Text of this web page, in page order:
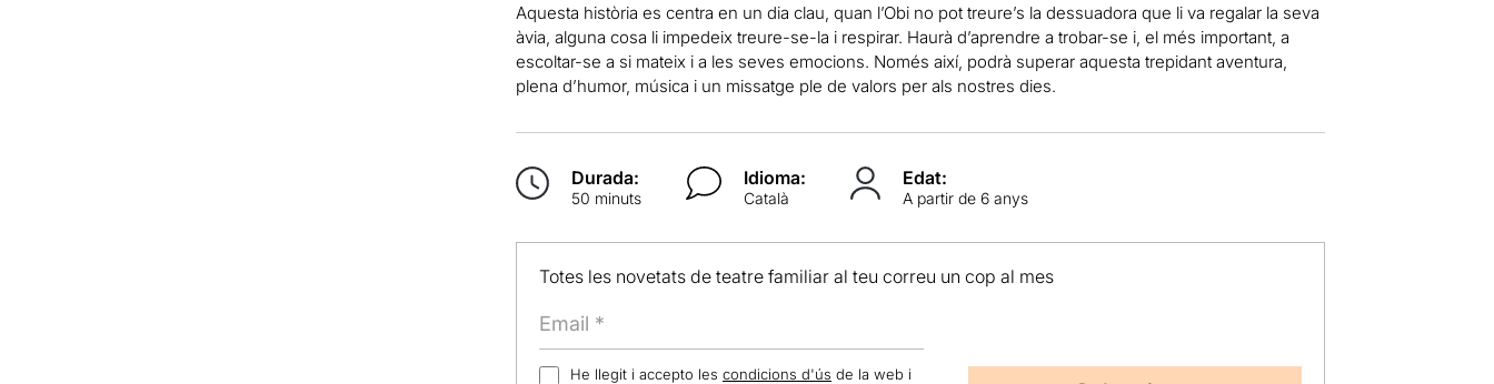
Aquesta història es centra en un dia clau, quan l’Obi no pot treure’s la dessuadora que li va regalar la seva
àvia, alguna cosa li impedeix treure-se-la i respirar. Haurà d’aprendre a trobar-se i, el més important, a
escoltar-se a si mateix i a les seves emocions. Només així, podrà superar aquesta trepidant aventura,
plena d’humor, música i un missatge ple de valors per als nostres dies.
Durada:
50 minuts
Idioma:
Català
Edat:
A partir de 6 anys
Totes les novetats de teatre familiar al teu correu un cop al mes
He llegit i accepto les condicions d'ús de la web i